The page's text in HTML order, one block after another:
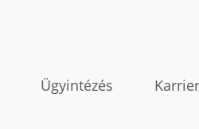
Ügyintézés Karrier